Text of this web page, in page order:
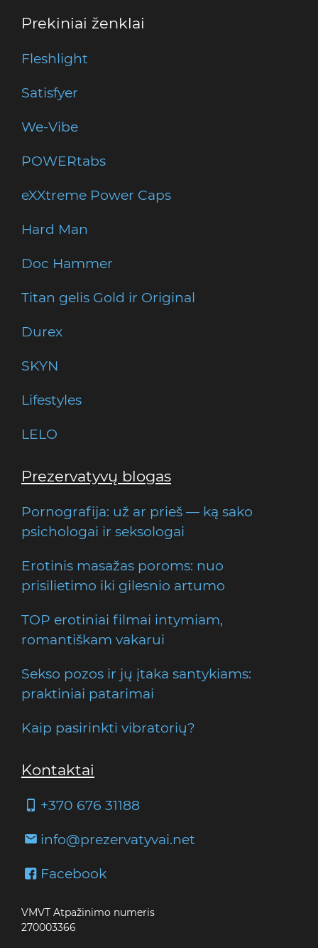
Prekiniai ženklai
Fleshlight
Satisfyer
We-Vibe
POWERtabs
eXXtreme Power Caps
Hard Man
Doc Hammer
Titan gelis Gold ir Original
Durex
SKYN
Lifestyles
LELO
Prezervatyvų blogas
Pornografija: už ar prieš — ką sako
psichologai ir seksologai
Erotinis masažas poroms: nuo
prisilietimo iki gilesnio artumo
TOP erotiniai filmai intymiam,
romantiškam vakarui
Sekso pozos ir jų įtaka santykiams:
praktiniai patarimai
Kaip pasirinkti vibratorių?
Kontaktai
+370 676 31188
info@prezervatyvai.net
Facebook
VMVT Atpažinimo numeris
270003366